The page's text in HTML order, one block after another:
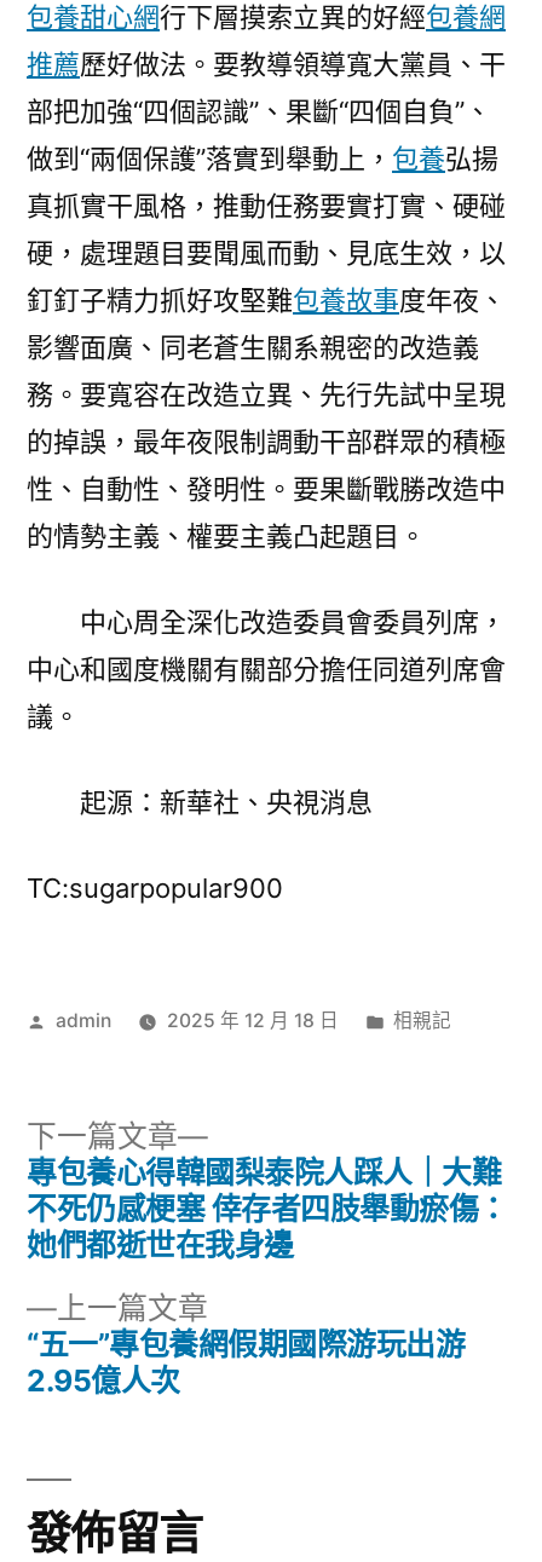
包養甜心網行下層摸索立異的好經包養網
推薦歷好做法。要教導領導寬大黨員、干
部把加強“四個認識”、果斷“四個自負”、
做到“兩個保護”落實到舉動上， 包養弘揚
真抓實干風格，推動任務要實打實、硬碰
硬，處理題目要聞風而動、見底生效，以
釘釘子精力抓好攻堅難包養故事度年夜、
影響面廣、同老蒼生關系親密的改造義
務。要寬容在改造立異、先行先試中呈現
的掉誤，最年夜限制調動干部群眾的積極
性、自動性、發明性。要果斷戰勝改造中
的情勢主義、權要主義凸起題目。
中心周全深化改造委員會委員列席，
中心和國度機關有關部分擔任同道列席會
議。
起源：新華社、央視消息
TC:sugarpopular900
作
admin 2025 年 12 月 18 日
分
相親記
文
章
導
覽
上一篇文章
一
“五一”專包養網假期國際游玩出游
2.95億人次
下一篇文章
下
一
篇
文
專包養心得韓國梨泰院人踩人｜大難
不死仍感梗塞 倖存者四肢舉動瘀傷：
她們都逝世在我身邊
發佈留言